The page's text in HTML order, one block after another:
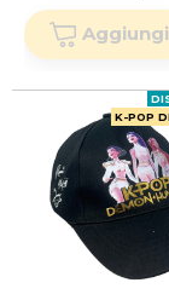
K-POP